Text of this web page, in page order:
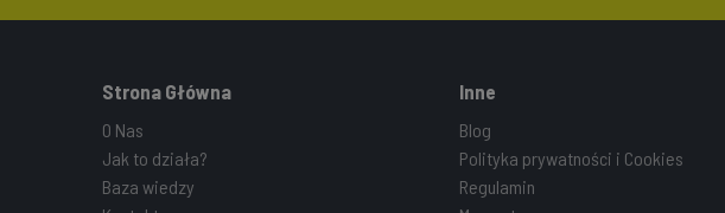
Strona Główna
O Nas
Jak to działa?
Baza wiedzy
Inne
Blog
Polityka prywatności i Cookies
Regulamin